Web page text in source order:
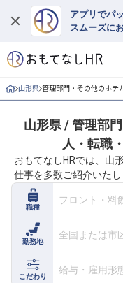
アプリでパ
スムーズに
ログイン
求人・施設を探す
就職・転職 合同説
おもてなしHRにつ
ご利用の流れ
よくある質問
ホテル・宿泊業界
山形県 管理部門・その他のホテ
山形県 / 管理部
人・転職
おもてなしHRでは、山
仕事を多数ご紹介いたし
職種
フロント・料
勤務地
全国または市
こだわり
給与・雇用形